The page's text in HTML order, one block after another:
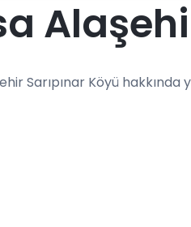
Sarıpınar Köyü